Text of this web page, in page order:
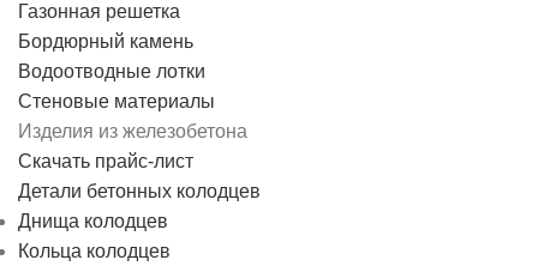
Газонная решетка
Бордюрный камень
Водоотводные лотки
Стеновые материалы
Изделия из железобетона
Скачать прайс-лист
Детали бетонных колодцев
Днища колодцев
Кольца колодцев